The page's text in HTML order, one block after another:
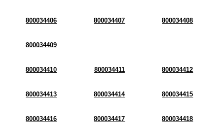
800034406 800034407 800034408
800034409
800034410 800034411 800034412
800034413 800034414 800034415
800034416 800034417 800034418